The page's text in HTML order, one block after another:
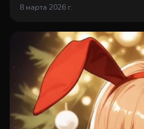
8 марта 2026 г.